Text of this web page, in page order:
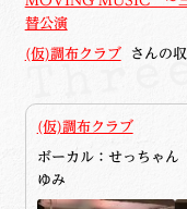
替公演
(仮)調布クラブさんの収
(仮)調布クラブ
ボーカル：せっちゃ
ゆみ